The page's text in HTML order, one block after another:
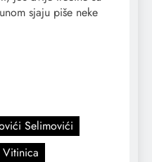
sjaju piše neke
Selimovići
Vitinica